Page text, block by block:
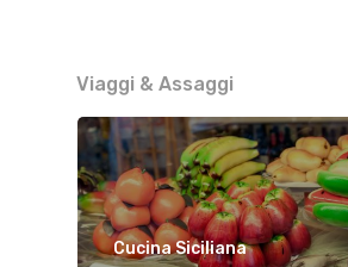
Viaggi & Assaggi
Cucina Siciliana